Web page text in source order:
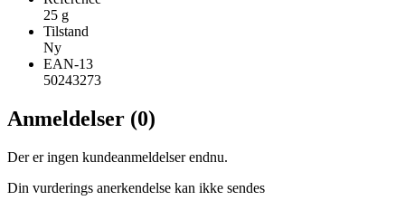
25 g
Tilstand
Ny
EAN-13
50243273
Anmeldelser (0)
Der er ingen kundeanmeldelser endnu.
Din vurderings anerkendelse kan ikke sendes